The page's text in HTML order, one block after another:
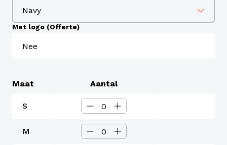
Met logo (Offerte)
Maat Aantal
S
M